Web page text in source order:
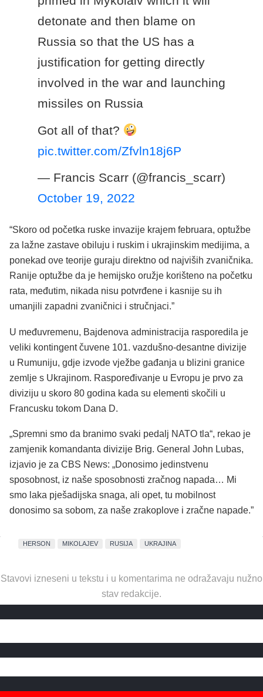
detonate and then blame on
Russia so that the US has a
justification for getting directly
involved in the war and launching
missiles on Russia
Got all of that?
pic.twitter.com/Zfvln18j6P
— Francis Scarr (@francis_scarr)
October 19, 2022
“Skoro od početka ruske invazije krajem februara, optužbe
za lažne zastave obiluju i ruskim i ukrajinskim medijima, a
ponekad ove teorije guraju direktno od najviših zvaničnika.
Ranije optužbe da je hemijsko oružje korišteno na početku
rata, međutim, nikada nisu potvrđene i kasnije su ih
umanjili zapadni zvaničnici i stručnjaci.”
U međuvremenu, Bajdenova administracija rasporedila je
veliki kontingent čuvene 101. vazdušno-desantne divizije
u Rumuniju, gdje izvode vježbe gađanja u blizini granice
zemlje s Ukrajinom. Raspoređivanje u Evropu je prvo za
diviziju u skoro 80 godina kada su elementi skočili u
Francusku tokom Dana D.
„Spremni smo da branimo svaki pedalj NATO tla“, rekao je
zamjenik komandanta divizije Brig. General John Lubas,
izjavio je za CBS News: „Donosimo jedinstvenu
sposobnost, iz naše sposobnosti zračnog napada… Mi
smo laka pješadijska snaga, ali opet, tu mobilnost
donosimo sa sobom, za naše zrakoplove i zračne napade.”
HERSON MIKOLAJEV RUSIJA UKRAJINA
Stavovi izneseni u tekstu i u komentarima ne odražavaju nužno
stav redakcije.